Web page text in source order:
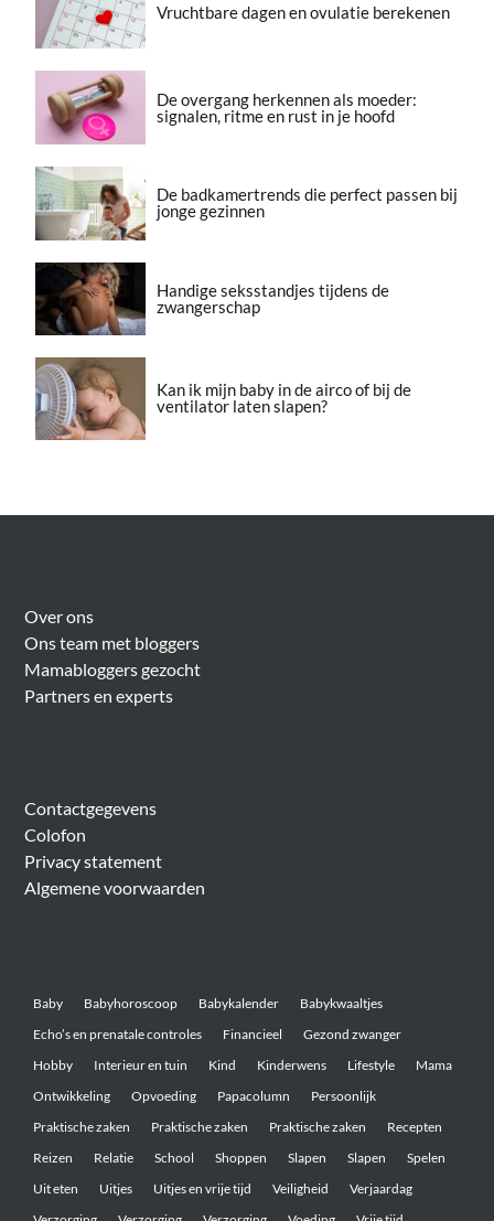
Vruchtbare dagen en ovulatie berekenen
De overgang herkennen als moeder:
signalen, ritme en rust in je hoofd
De badkamertrends die perfect passen bij
jonge gezinnen
Handige seksstandjes tijdens de
zwangerschap
Kan ik mijn baby in de airco of bij de
ventilator laten slapen?
Over ons
Ons team met bloggers
Mamabloggers gezocht
Partners en experts
Contactgegevens
Colofon
Privacy statement
Algemene voorwaarden
Baby Babyhoroscoop Babykalender
Babykwaaltjes
Echo’s en prenatale controles
Financieel
Gezond zwanger
Hobby
Interieur en tuin Kind Kinderwens Lifestyle
Mama
Ontwikkeling
Opvoeding Papacolumn
Persoonlijk
Praktische zaken
Praktische zaken Praktische zaken
Recepten
Reizen
Relatie School Shoppen Slapen Slapen
Spelen
Uit eten
Uitjes Uitjes en vrije tijd Veiligheid
Verjaardag